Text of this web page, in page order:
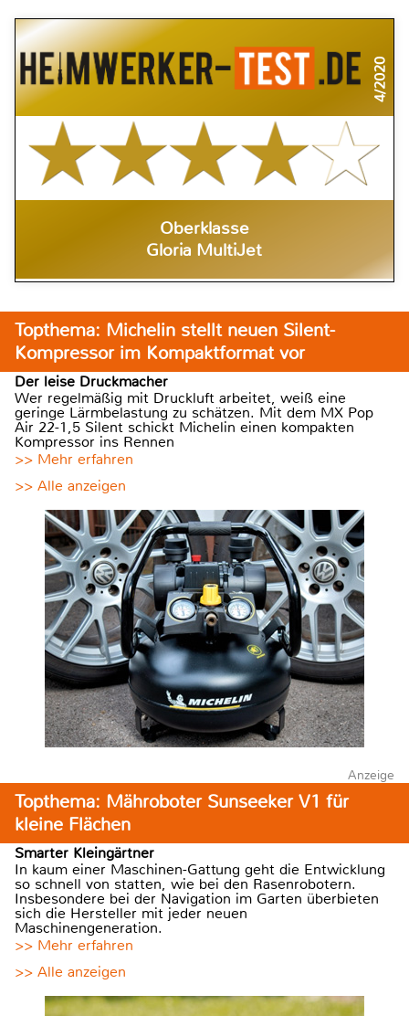
4/2020
Oberklasse
Gloria MultiJet
Topthema: Michelin stellt neuen Silent-
Kompressor im Kompaktformat vor
Der leise Druckmacher
Wer regelmäßig mit Druckluft arbeitet, weiß eine
geringe Lärmbelastung zu schätzen. Mit dem MX Pop
Air 22-1,5 Silent schickt Michelin einen kompakten
Kompressor ins Rennen
>> Mehr erfahren
>> Alle anzeigen
Anzeige
Topthema: Mähroboter Sunseeker V1 für
kleine Flächen
Smarter Kleingärtner
In kaum einer Maschinen-Gattung geht die Entwicklung
so schnell von statten, wie bei den Rasenrobotern.
Insbesondere bei der Navigation im Garten überbieten
sich die Hersteller mit jeder neuen
Maschinengeneration.
>> Mehr erfahren
>> Alle anzeigen